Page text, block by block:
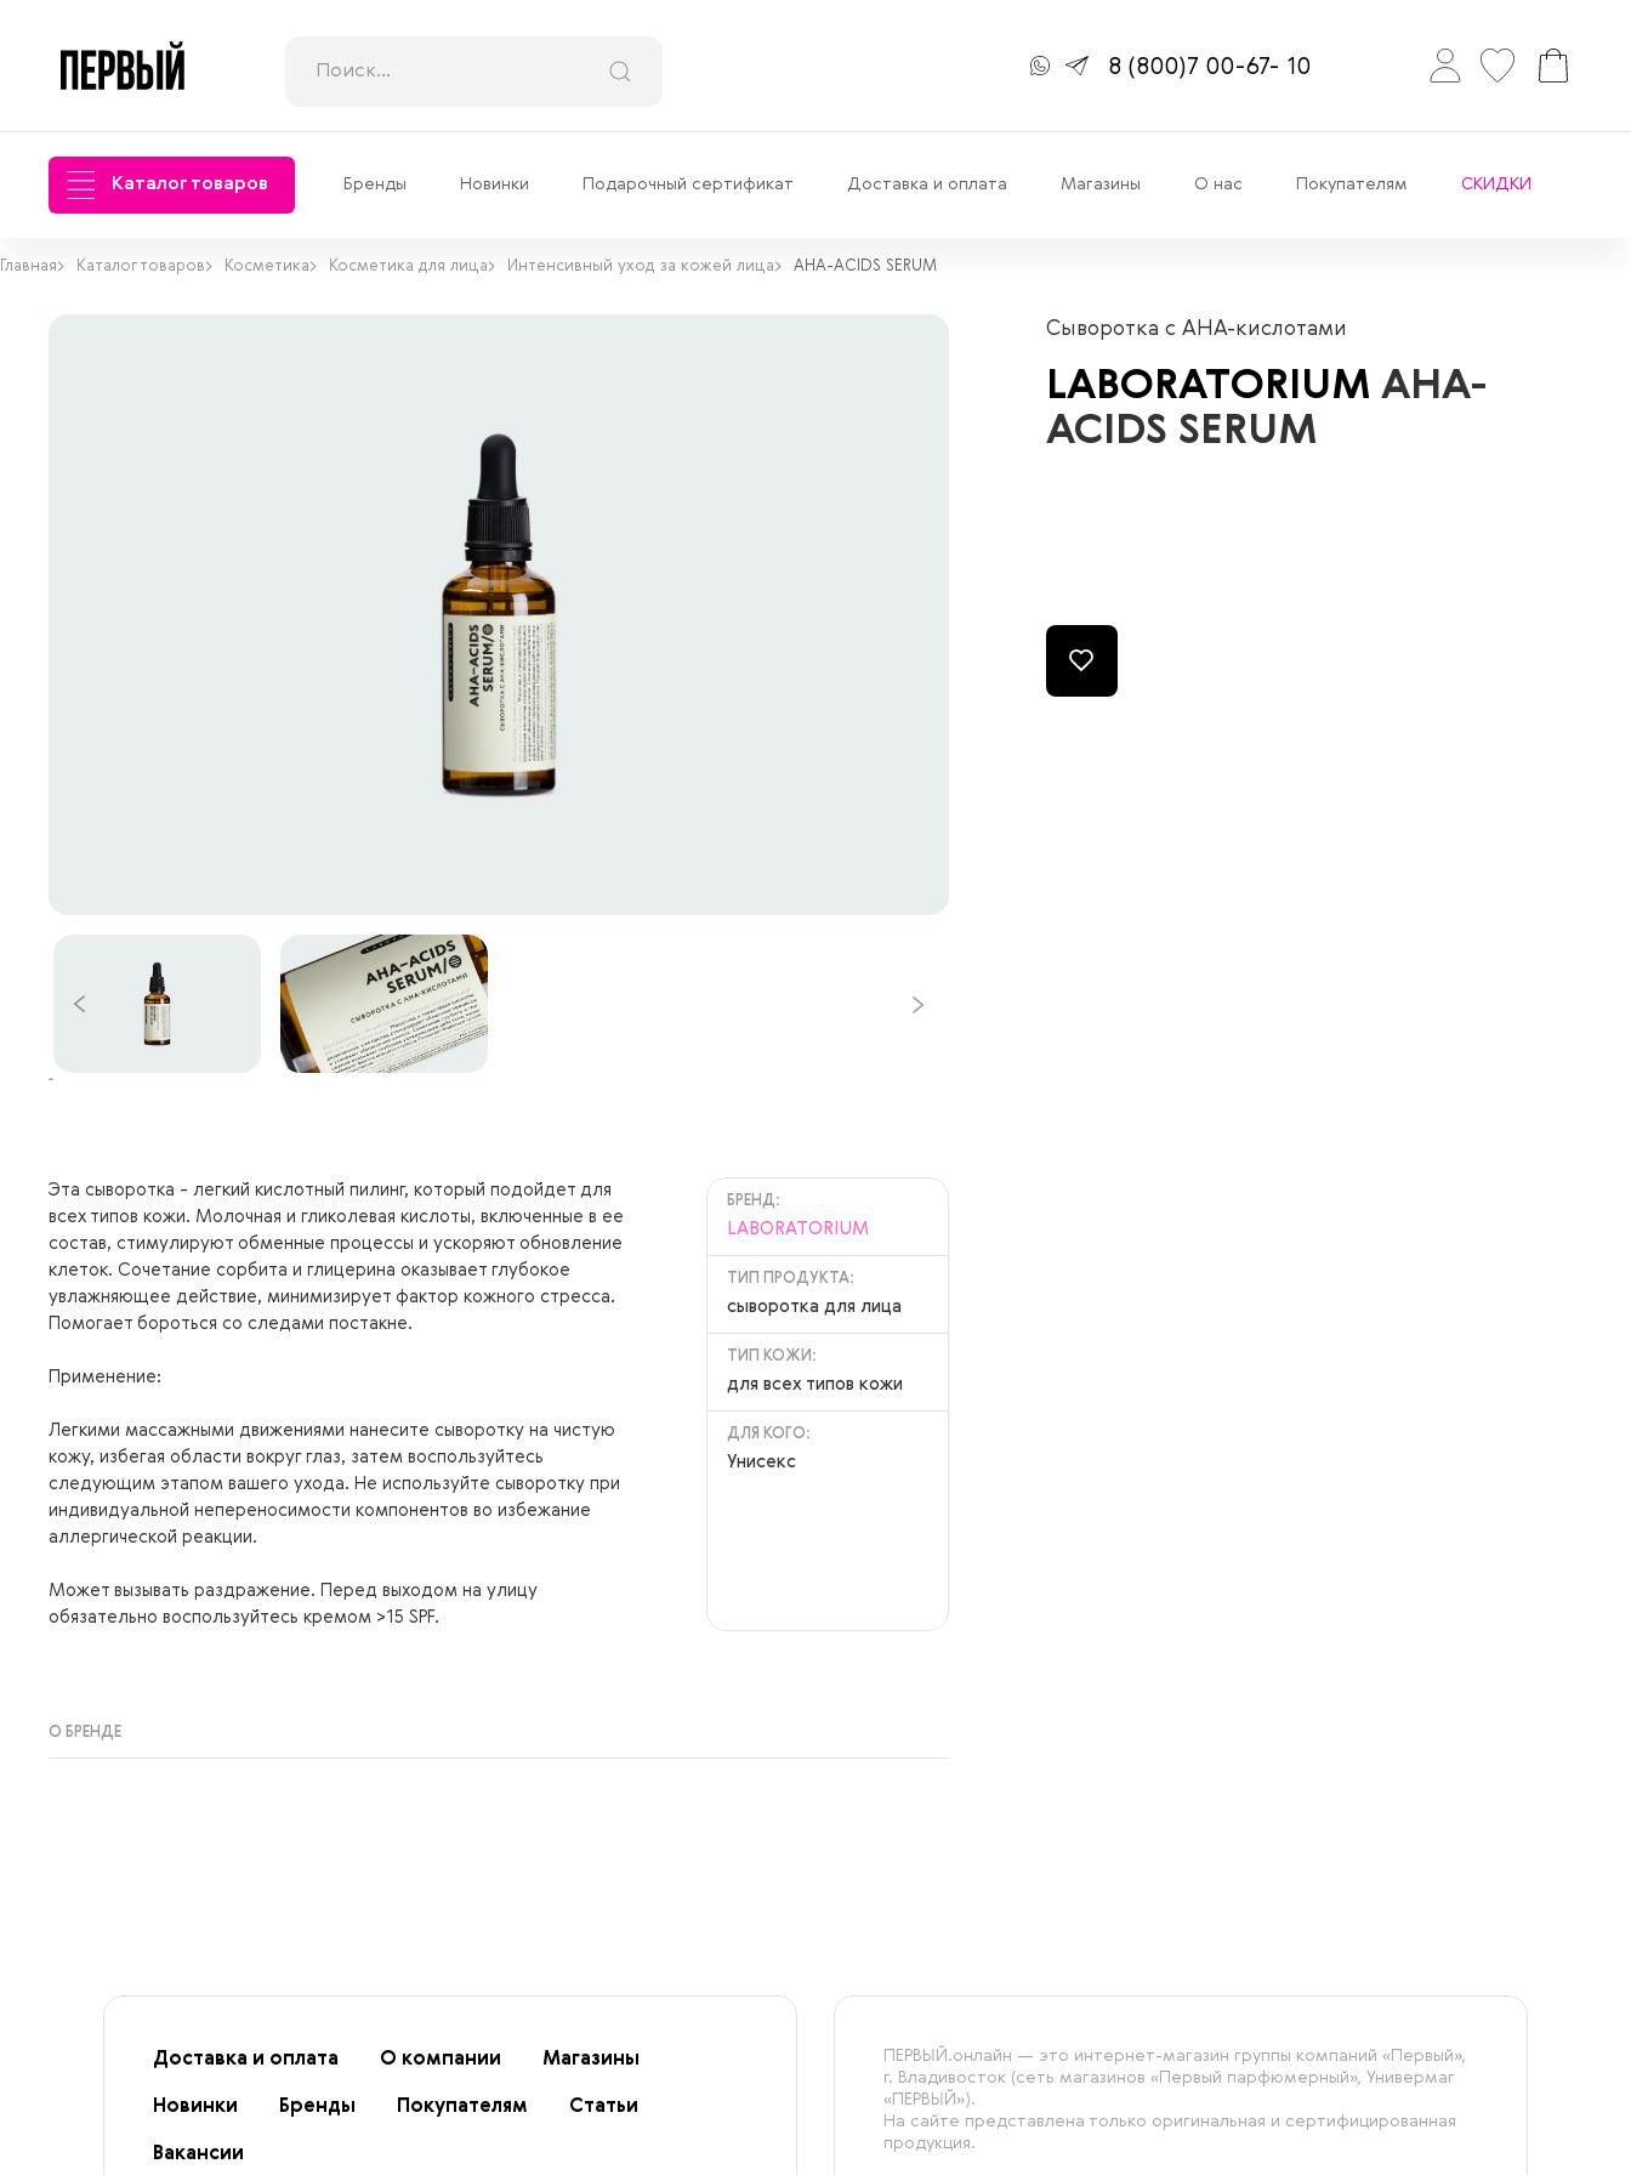
8(800)7 00-67- 10
Каталог товаров Бренды Новинки Подарочный сертификат Доставка и оплата Магазины О нас Покупателям СКИДКИ
Главная Каталог товаров Косметика Косметика для лица Интенсивный уход за кожей лица AHA-ACIDS SERUM
Сыворотка c АНА-кислотами
LABORATORIUM AHA-
ACIDS SERUM
Эта сыворотка - легкий кислотный пилинг, который подойдет для
всех типов кожи. Молочная и гликолевая кислоты, включенные в ее
состав, стимулируют обменные процессы и ускоряют обновление
клеток. Сочетание сорбита и глицерина оказывает глубокое
увлажняющее действие, минимизирует фактор кожного стресса.
Помогает бороться со следами постакне.
Применение:
Легкими массажными движениями нанесите сыворотку на чистую
кожу, избегая области вокруг глаз, затем воспользуйтесь
следующим этапом вашего ухода. Не используйте сыворотку при
индивидуальной непереносимости компонентов во избежание
аллергической реакции.
Может вызывать раздражение. Перед выходом на улицу
обязательно воспользуйтесь кремом >15 SPF.
БРЕНД:
LABORATORIUM
ТИП ПРОДУКТА:
сыворотка для лица
ТИП КОЖИ:
для всех типов кожи
ДЛЯ КОГО:
Унисекс
О БРЕНДЕ
Доставка и оплата О компании Магазины
Новинки Бренды Покупателям Статьи
Вакансии
ПЕРВЫЙ.онлайн — это интернет-магазин группы компаний «‎Первый»,
г. Владивосток (сеть магазинов «Первый парфюмерный», Универмаг
«ПЕРВЫЙ»).
На сайте представлена только оригинальная и сертифицированная
продукция.